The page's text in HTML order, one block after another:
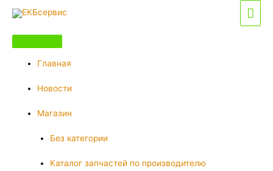
Перейти
содержимому
Главная
Новости
Магазин
Без категории
Каталог запчастей по производителю